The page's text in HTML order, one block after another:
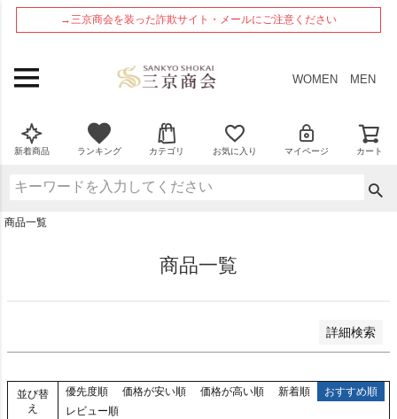
→三京商会を装った詐欺サイト・メールにご注意ください
WOMEN MEN
新着商品 ランキング カテゴリ お気に入り マイページ カート
商品一覧
商品一覧
詳細検索
在庫なし商品
在庫なし商品を表示しない
新着順
価格が安い順
並び替
え
優先度順 価格が安い順 価格が高い順 新着順
おすすめ順
レビュー順
ペー